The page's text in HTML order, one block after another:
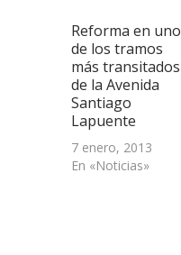
Reforma en uno
de los tramos
más transitados
de la Avenida
Santiago
Lapuente
7 enero, 2013
En «Noticias»